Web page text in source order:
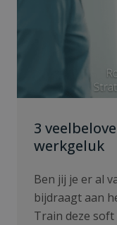
3
werkgeluk
Ben jij je er al
bijdraagt aan
Train deze soft